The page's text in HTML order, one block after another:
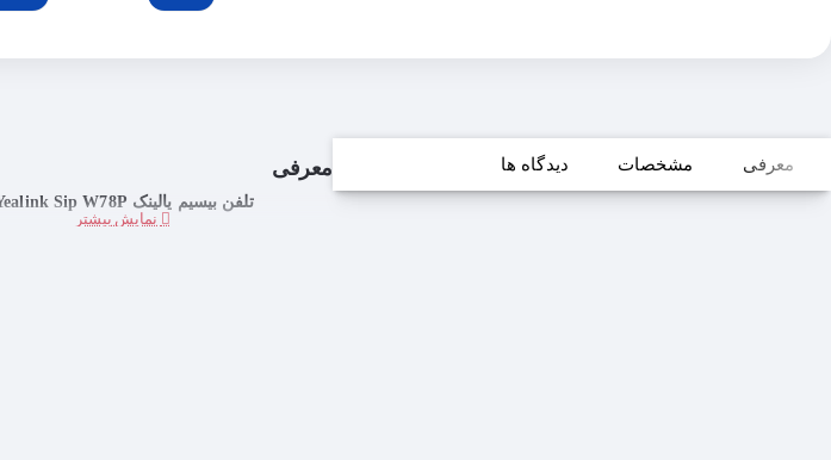
معرفی مشخصات دیدگاه ها معرفی
تلفن بیسیم یالینک Yealink Sip W78P